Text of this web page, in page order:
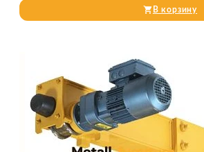
В корзину